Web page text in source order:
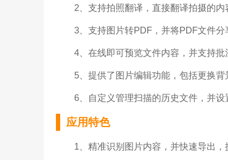
2、支持拍照翻译，直接翻译拍摄的内
3、支持图片转PDF，并将PDF文件分
4、在线即可预览文件内容，并支持批
5、提供了图片编辑功能，包括更换背
6、自定义管理扫描的历史文件，并设
应用特色
1、精准识别图片内容，并快速导出，